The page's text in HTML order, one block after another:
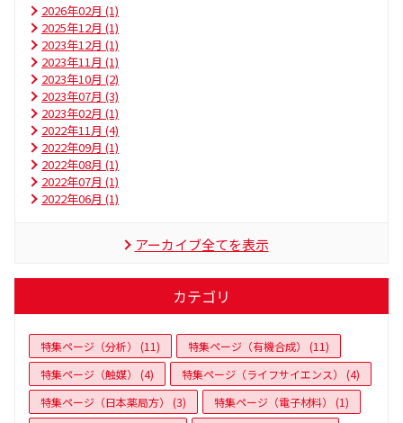
2026年02月 (1)
2025年12月 (1)
2023年12月 (1)
2023年11月 (1)
2023年10月 (2)
2023年07月 (3)
2023年02月 (1)
2022年11月 (4)
2022年09月 (1)
2022年08月 (1)
2022年07月 (1)
2022年06月 (1)
アーカイブ全てを表示
カテゴリ
特集ページ（分析） (11)
特集ページ（有機合成） (11)
特集ページ（触媒） (4)
特集ページ（ライフサイエンス） (4)
特集ページ（日本薬局方） (3)
特集ページ（電子材料） (1)